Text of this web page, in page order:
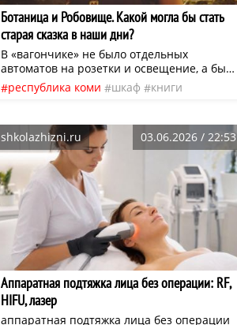
Ботаница и Робовище. Какой могла бы стать
старая сказка в наши дни?
В «вагончике» не было отдельных
автоматов на розетки и освещение, а был
всего один 6-амперный на всё вместе.
Даже чайник не включишь — ему надо 9.
республика коми шкаф
книги
shkolazhizni.ru 03.06.2026 / 22:53
Аппаратная подтяжка лица без операции: RF,
HIFU, лазер
аппаратная подтяжка лица без операции